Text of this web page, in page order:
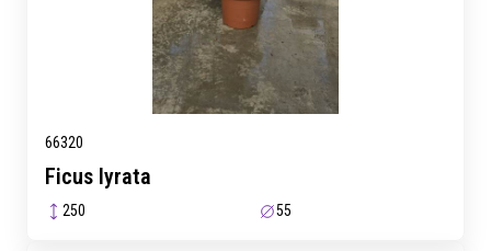
66320
Ficus lyrata
250 55